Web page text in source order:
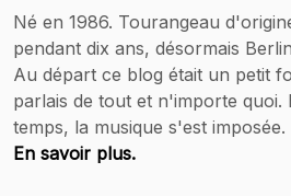
Né en 1986. Tourangeau
pendant dix ans, désormais
Au départ ce blog était un petit
parlais de tout et n'importe quoi.
temps, la musique s'est imposée.
En savoir plus.